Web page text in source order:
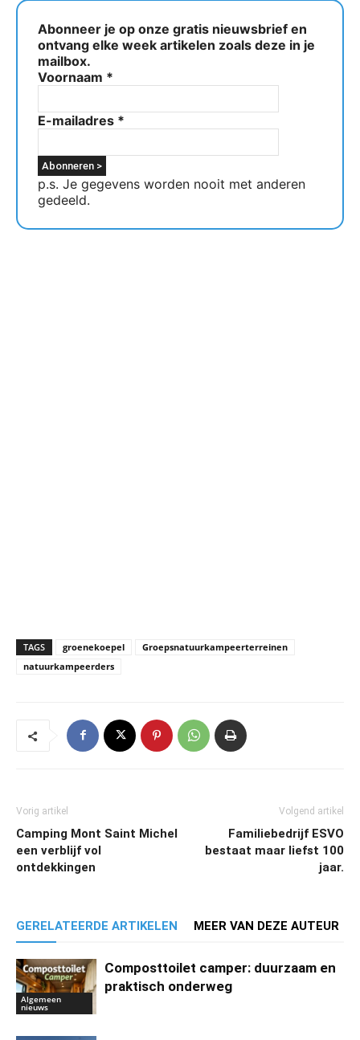
Abonneer je op onze gratis nieuwsbrief en
ontvang elke week artikelen zoals deze in je
mailbox.
Voornaam *
E-mailadres *
p.s. Je gegevens worden nooit met anderen
gedeeld.
TAGS groenekoepel
Groepsnatuurkampeerterreinen
natuurkampeerders
Vorig artikel
Camping Mont Saint Michel
een verblijf vol
ontdekkingen
Volgend artikel
Familiebedrijf ESVO
bestaat maar liefst 100
jaar.
GERELATEERDE ARTIKELEN MEER VAN DEZE AUTEUR
Algemeen
nieuws
Composttoilet camper: duurzaam en
praktisch onderweg